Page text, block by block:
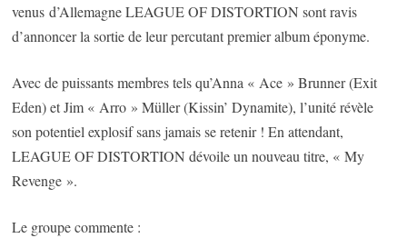
venus d’Allemagne LEAGUE OF DISTORTION sont ravis
d’annoncer la sortie de leur percutant premier album éponyme.
Avec de puissants membres tels qu’Anna « Ace » Brunner (Exit
Eden) et Jim « Arro » Müller (Kissin’ Dynamite), l’unité révèle
son potentiel explosif sans jamais se retenir ! En attendant,
LEAGUE OF DISTORTION dévoile un nouveau titre, « My
Revenge ».
Le groupe commente :